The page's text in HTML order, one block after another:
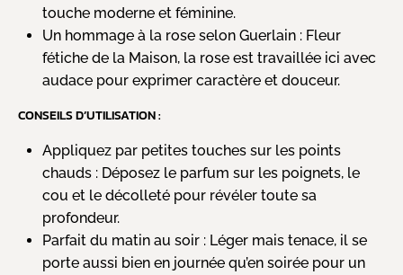
touche moderne et féminine.
Un hommage à la rose selon Guerlain : Fleur
fétiche de la Maison, la rose est travaillée ici avec
audace pour exprimer caractère et douceur.
CONSEILS D’UTILISATION :
Appliquez par petites touches sur les points
chauds : Déposez le parfum sur les poignets, le
cou et le décolleté pour révéler toute sa
profondeur.
Parfait du matin au soir : Léger mais tenace, il se
porte aussi bien en journée qu’en soirée pour un